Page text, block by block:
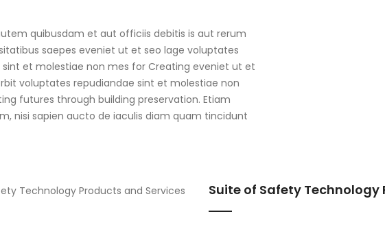
quibusdam et aut officiis debitis is aut rerum
saepes eveniet ut et seo lage voluptates
sint et molestiae non mes for Creating eveniet ut et
voluptates repudiandae sint et molestiae non
futures through building preservation. Etiam
nisi sapien aucto de iaculis diam quam tincidunt
Suite of Safety